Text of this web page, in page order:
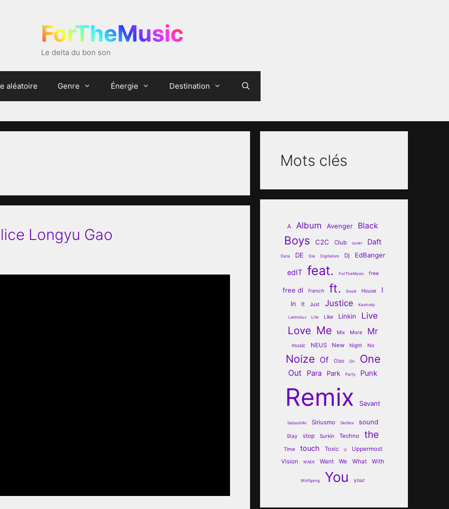
ForTheMusic
Le delta du bon son
aléatoire Genre Énergie Destination
Longyu Gao
Mots clés
A Album Avenger Black
Boys C2C Club cover Daft
Data DE Die Digitalism Dj EdBanger
edIT feat. ForTheMusic free
free dl french ft. Good House I
In It Just Justice Kavinsky
Lektroluv Life Like Linkin Live
Love Me Mix More Mr
music NEUS New Night No
Noize Of Oizo On One
Out Para Park Party Punk
Remix Savant
SebastiAn Siriusmo Skrillex sound
Stay stop Surkin Techno the
Time touch Toxic U
Uppermost
Vision
WAEK Want We What With
Wolfgang You your